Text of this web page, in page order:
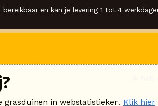
en kan je levering 1 tot 4
in webstatistieken. Klik hier